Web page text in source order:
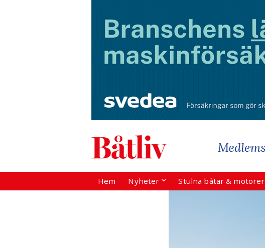
Hem Nyheter Stulna båtar & motorer